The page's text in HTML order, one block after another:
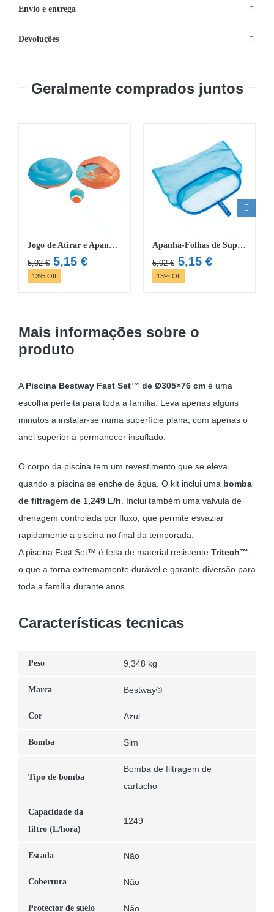
Envio e entrega
Devoluções
Geralmente comprados juntos
Jogo de Atirar e Apanhar Bestway®
5,92€ O
preço
5,15 €O
13% Off
Apanha-Folhas de Superfície Bestway® Flowclear™ 43cm x 21cm
5,92€ O
preço
5,15 €O
13% Off
Mais informações sobre o
produto
A Piscina Bestway Fast Set™ de Ø305×76 cmé uma
escolha perfeita para toda a família. Leva apenas alguns
minutos a instalar-se numa superfície plana, com apenas o
anel superior a permanecer insuflado.
O corpo da piscina tem um revestimento que se eleva
quando a piscina se enche de água. O kit inclui uma bomba
de filtragem de 1,249 L/h . Inclui também uma válvula de
drenagem controlada por fluxo, que permite esvaziar
rapidamente a piscina no final da temporada.
A piscina Fast Set™ é feita de material resistente Tritech™
o que a torna extremamente durável e garante diversão para
toda a família durante anos.
Características tecnicas
Peso 9,348 kg
Marca Bestway®
Cor Azul
Bomba Sim
Tipo de bomba
Bomba de filtragem de
cartucho
Capacidade da
filtro (L/hora)
1249
Escada Não
Cobertura Não
Protector de suelo Não